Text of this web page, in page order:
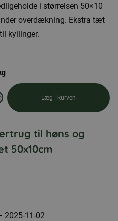
i størrelsen 50×10
overdækning. Ekstra tæt
kyllinger.
Læg i kurven
til høns og
50x10cm
2025-11-02